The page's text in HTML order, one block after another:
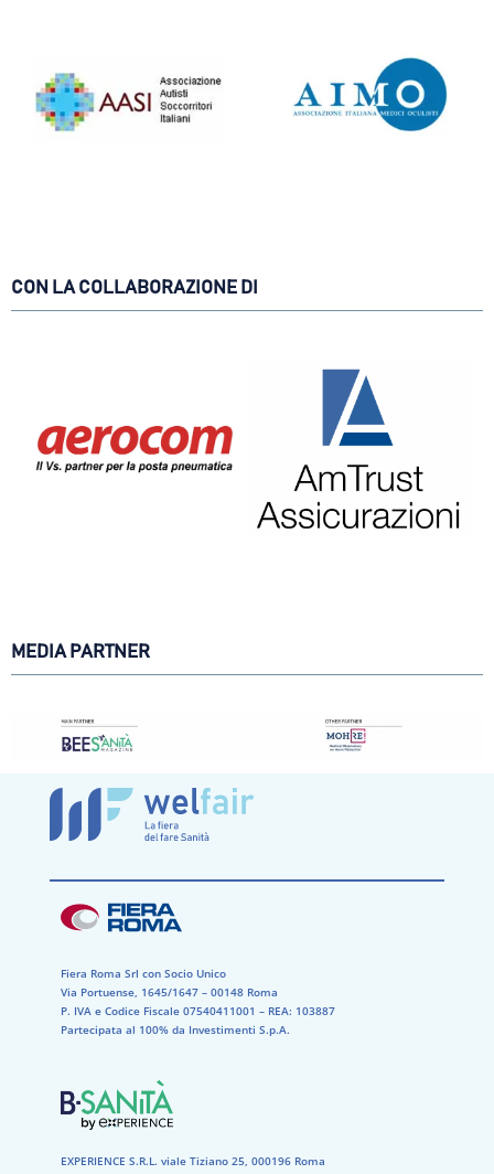
CON LA COLLABORAZIONE DI
MEDIA PARTNER
Fiera Roma Srl con Socio Unico
Via Portuense, 1645/1647 – 00148 Roma
P. IVA e Codice Fiscale 07540411001​ – REA: 103887​
Partecipata al 100% da Investimenti S.p.A.
EXPERIENCE S.R.L. viale Tiziano 25, 000196 Roma